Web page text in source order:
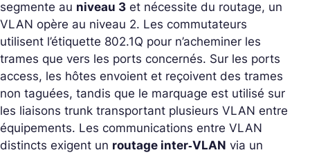
segmente au niveau 3 et nécessite du routage, un
VLAN opère au niveau 2. Les commutateurs
utilisent l’étiquette 802.1Q pour n’acheminer les
trames que vers les ports concernés. Sur les ports
access, les hôtes envoient et reçoivent des trames
non taguées, tandis que le marquage est utilisé sur
les liaisons trunk transportant plusieurs VLAN entre
équipements. Les communications entre VLAN
distincts exigent un routage inter‑VLAN via un